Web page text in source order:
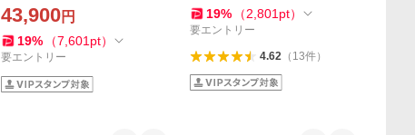
43,900円
19% （7,601 pt）
要エントリー
19% （2,801 pt）
要エントリー
4.62（ 13件）